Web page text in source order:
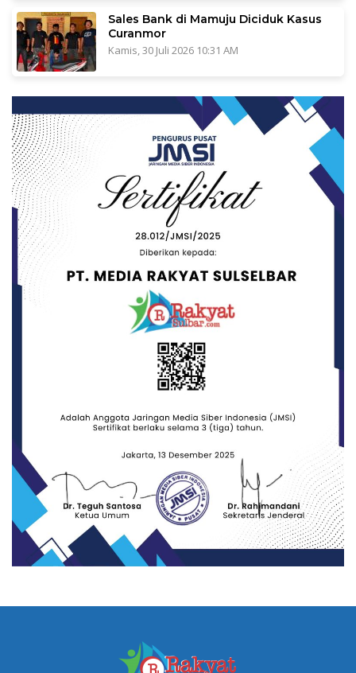
Sales Bank di Mamuju Diciduk Kasus
Curanmor
Kamis, 30 Juli 2026 10:31 AM